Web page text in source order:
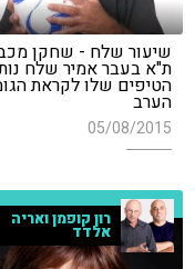
שיעור שלח - שחקן
ת"א בעבר אמיר שלח
הטיפים שלו לקראת
הערב
05/08/2015
רון קופמן ואריה
אלדד